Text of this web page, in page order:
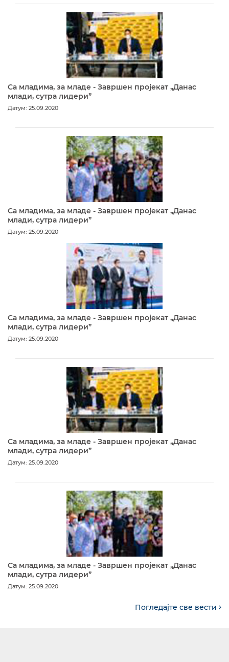
Са младима, за младе - Завршен пројекат „Данас
млади, сутра лидери”
Датум: 25.09.2020
Са младима, за младе - Завршен пројекат „Данас
млади, сутра лидери”
Датум: 25.09.2020
Са младима, за младе - Завршен пројекат „Данас
млади, сутра лидери”
Датум: 25.09.2020
Са младима, за младе - Завршен пројекат „Данас
млади, сутра лидери”
Датум: 25.09.2020
Са младима, за младе - Завршен пројекат „Данас
млади, сутра лидери”
Датум: 25.09.2020
Погледајте све вести